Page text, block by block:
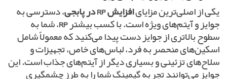
یکی از اصلی‌ترین مزایایافزایش RP در پابجی
، دسترسی به
جوایز و آیتم‌های ویژه است. با کسب بیشتر RP، شما به
سطوح بالاتری از جوایز دست پیدا می‌کنید که معمولاً شامل
اسکین‌های منحصر به فرد، لباس‌های خاص، تجهیزات و
سلاح‌های تزئینی و بسیاری دیگر از آیتم‌های جذاب است. این
جوایز می‌توانند تجربه گیمینگ شما را به طرز چشمگیری